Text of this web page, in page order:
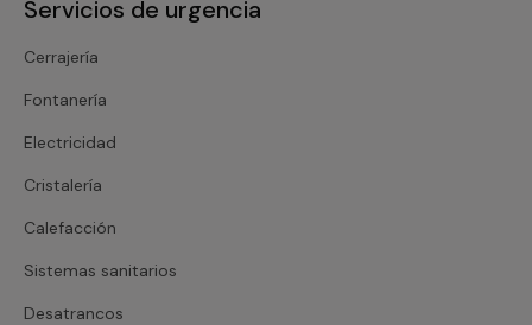
Servicios de urgencia
Cerrajería
Fontanería
Electricidad
Cristalería
Calefacción
Sistemas sanitarios
Desatrancos